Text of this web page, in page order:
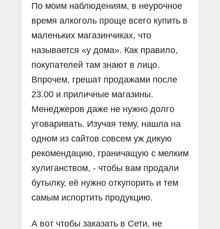
По моим наблюдениям, в неурочное
время алкоголь проще всего купить в
маленьких магазинчиках, что
называется «у дома». Как правило,
покупателей там знают в лицо.
Впрочем, грешат продажами после
23.00 и приличные магазины.
Менеджеров даже не нужно долго
уговаривать. Изучая тему, нашла на
одном из сайтов совсем уж дикую
рекомендацию, граничащую с мелким
хулиганством, - чтобы вам продали
бутылку, её нужно откупорить и тем
самым испортить продукцию.
А вот чтобы заказать в Сети, не